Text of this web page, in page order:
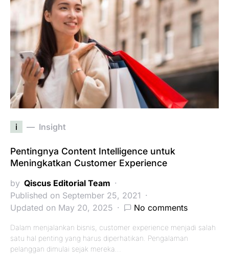
i Insight
Pentingnya Content Intelligence untuk
Meningkatkan Customer Experience
by Qiscus Editorial Team
Published on September 25, 2021
Updated on May 20, 2025
No comments
Dalam menjalankan bisnis, customer experience menjadi salah
satu hal penting yang harus diperhatikan. Pengalaman
pelanggan dimulai sejak mereka…